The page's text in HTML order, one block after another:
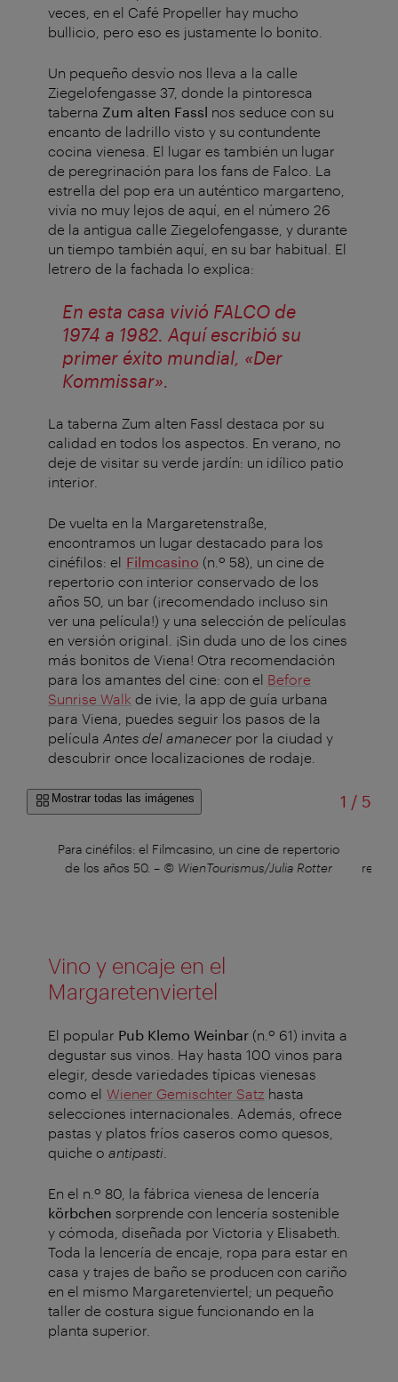
veces, en el Café Propeller hay mucho
bullicio, pero eso es justamente lo bonito.
Un pequeño desvío nos lleva a la calle
Ziegelofengasse 37, donde la pintoresca
taberna Zum alten Fassl nos seduce con su
encanto de ladrillo visto y su contundente
cocina vienesa. El lugar es también un lugar
de peregrinación para los fans de Falco. La
estrella del pop era un auténtico margarteno,
vivía no muy lejos de aquí, en el número 26
de la antigua calle Ziegelofengasse, y durante
un tiempo también aquí, en su bar habitual. El
letrero de la fachada lo explica:
En esta casa vivió FALCO de
1974 a 1982. Aquí escribió su
primer éxito mundial, «Der
Kommissar».
La taberna Zum alten Fassl destaca por su
calidad en todos los aspectos. En verano, no
deje de visitar su verde jardín: un idílico patio
interior.
De vuelta en la Margaretenstraße,
encontramos un lugar destacado para los
cinéfilos: el Filmcasino (n.º 58), un cine de
repertorio con interior conservado de los
años 50, un bar (¡recomendado incluso sin
ver una película!) y una selección de películas
en versión original. ¡Sin duda uno de los cines
más bonitos de Viena! Otra recomendación
para los amantes del cine: con el Before
Sunrise Walk de ivie, la app de guía urbana
para Viena, puedes seguir los pasos de la
película Antes del amanecer por la ciudad y
descubrir once localizaciones de rodaje.
Mostrar todas las imágenes 1 /de
5
Para cinéfilos: el Filmcasino, un cine de repertorio
de los años 50. – © WienTourismus/Julia Rotter
Vino y encaje en el
Margaretenviertel
El popular Pub Klemo Weinbar (n.º 61) invita a
degustar sus vinos. Hay hasta 100 vinos para
elegir, desde variedades típicas vienesas
como el Wiener Gemischter Satz hasta
selecciones internacionales. Además, ofrece
pastas y platos fríos caseros como quesos,
quiche o antipasti
En el n.º 80, la fábrica vienesa de lencería
körbchen sorprende con lencería sostenible
y cómoda, diseñada por Victoria y Elisabeth.
Toda la lencería de encaje, ropa para estar en
casa y trajes de baño se producen con cariño
en el mismo Margaretenviertel; un pequeño
taller de costura sigue funcionando en la
planta superior.